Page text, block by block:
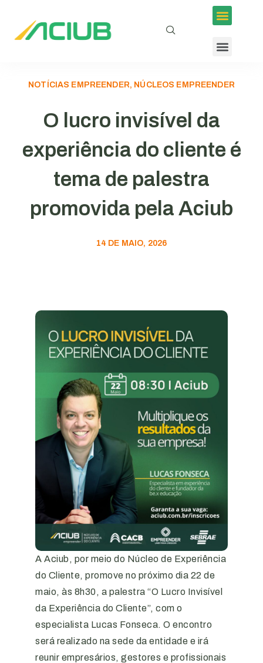
NOTÍCIAS EMPREENDER, NÚCLEOS EMPREENDER
O lucro invisível da
experiência do cliente é
tema de palestra
promovida pela Aciub
14 DE MAIO, 2026
A Aciub, por meio do Núcleo de Experiência
do Cliente, promove no próximo dia 22 de
maio, às 8h30, a palestra “O Lucro Invisível
da Experiência do Cliente”, com o
especialista Lucas Fonseca. O encontro
será realizado na sede da entidade e irá
reunir empresários, gestores e profissionais